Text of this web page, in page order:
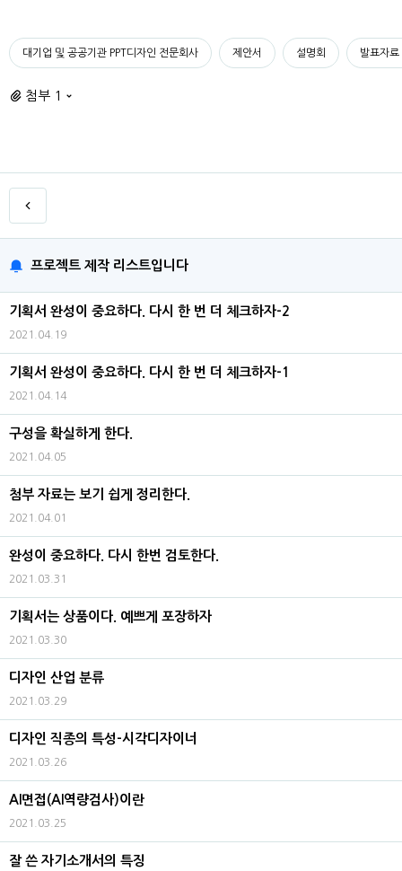
대기업 및 공공기관 PPT디자인 전문회사 제안서 설명회 발표자료
첨부 1
프로젝트 제작 리스트입니다
기획서 완성이 중요하다. 다시 한 번 더 체크하자-2
2021.04.19
기획서 완성이 중요하다. 다시 한 번 더 체크하자-1
2021.04.14
구성을 확실하게 한다.
2021.04.05
첨부 자료는 보기 쉽게 정리한다.
2021.04.01
완성이 중요하다. 다시 한번 검토한다.
2021.03.31
기획서는 상품이다. 예쁘게 포장하자
2021.03.30
디자인 산업 분류
2021.03.29
디자인 직종의 특성-시각디자이너
2021.03.26
AI면접(AI역량검사)이란
2021.03.25
잘 쓴 자기소개서의 특징